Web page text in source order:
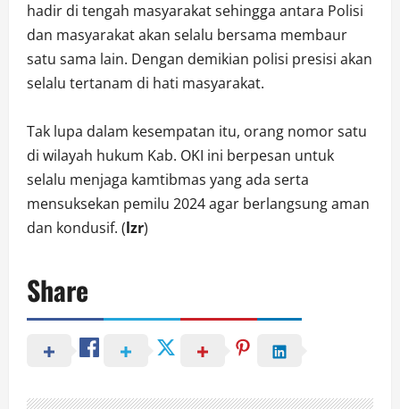
hadir di tengah masyarakat sehingga antara Polisi
dan masyarakat akan selalu bersama membaur
satu sama lain. Dengan demikian polisi presisi akan
selalu tertanam di hati masyarakat.
Tak lupa dalam kesempatan itu, orang nomor satu
di wilayah hukum Kab. OKI ini berpesan untuk
selalu menjaga kamtibmas yang ada serta
mensuksekan pemilu 2024 agar berlangsung aman
dan kondusif. (lzr)
Share